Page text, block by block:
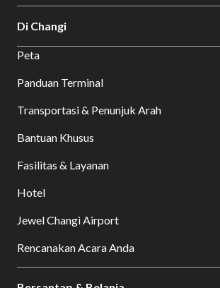
Di Changi
Peta
Panduan Terminal
Transportasi & Penunjuk Arah
Bantuan Khusus
Fasilitas & Layanan
Hotel
Jewel Changi Airport
Rencanakan Acara Anda